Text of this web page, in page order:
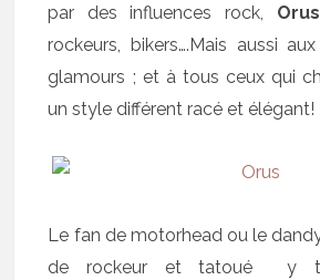
par des influences rock, Orus
rockeurs, bikers….Mais aussi
glamours ; et à tous ceux qui
un style différent racé et élégant!
Le fan de motorhead ou le
de rockeur et tatoué y